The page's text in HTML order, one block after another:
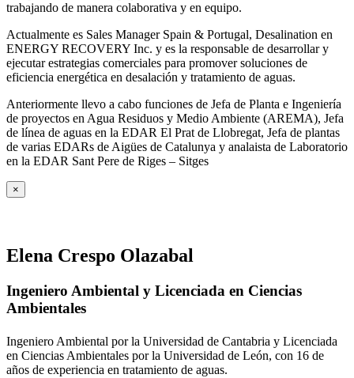
trabajando de manera colaborativa y en equipo.
Actualmente es Sales Manager Spain & Portugal, Desalination en
ENERGY RECOVERY Inc. y es la responsable de desarrollar y
ejecutar estrategias comerciales para promover soluciones de
eficiencia energética en desalación y tratamiento de aguas.
Anteriormente llevo a cabo funciones de Jefa de Planta e Ingeniería
de proyectos en Agua Residuos y Medio Ambiente (AREMA), Jefa
de línea de aguas en la EDAR El Prat de Llobregat, Jefa de plantas
de varias EDARs de Aigües de Catalunya y analaista de Laboratorio
en la EDAR Sant Pere de Riges – Sitges
×
Elena Crespo Olazabal
Ingeniero Ambiental y Licenciada en Ciencias
Ambientales
Ingeniero Ambiental por la Universidad de Cantabria y Licenciada
en Ciencias Ambientales por la Universidad de León, con 16 de
años de experiencia en tratamiento de aguas.